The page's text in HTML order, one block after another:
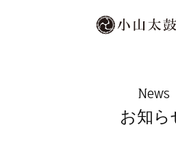
News
お知ら